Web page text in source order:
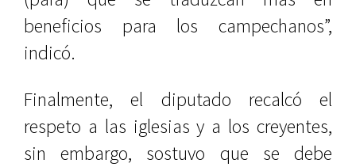
beneficios para los campechanos”,
indicó.
Finalmente, el diputado recalcó el
respeto a las iglesias y a los creyentes,
sin embargo, sostuvo que se debe